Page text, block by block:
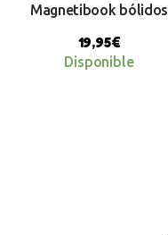
Magnetibook bólidos
19,95€
Disponible